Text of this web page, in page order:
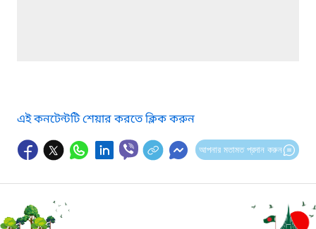
এই কনটেন্টটি শেয়ার করতে ক্লিক করুন
আপনার মতামত প্রদান করুন